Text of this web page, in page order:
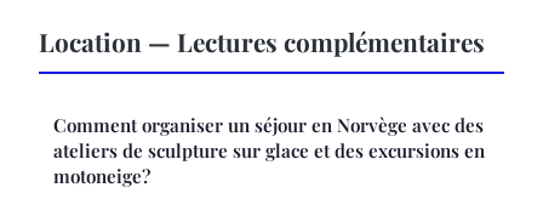
Location — Lectures complémentaires
Comment organiser un séjour en Norvège avec des
ateliers de sculpture sur glace et des excursions en
motoneige?